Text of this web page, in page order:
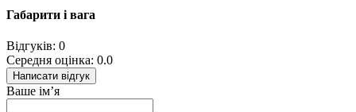
Габарити і вага
Відгуків: 0
Середня оцінка: 0.0
Написати відгук
Ваше ім’я